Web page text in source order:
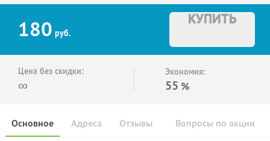
180 руб.
КУПИТЬ
Цена без скидки:
∞
Экономия:
55 %
Основное Отзывы Вопросы по акции
Адреса